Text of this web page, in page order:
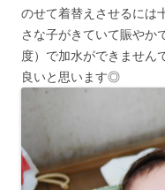
のせて着替えさせるには
さな子がきていて賑やか
度）で加水ができません
良いと思います◎